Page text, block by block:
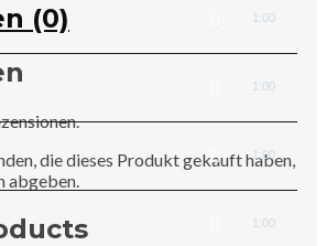
1:00
1:00
1:00
1:00
(0)
die dieses Produkt gekauft haben,
abgeben.